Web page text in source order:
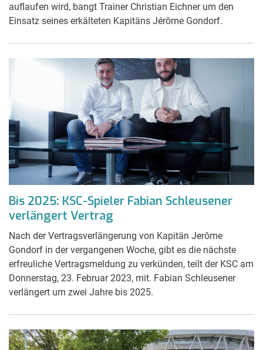
auflaufen wird, bangt Trainer Christian Eichner um den
Einsatz seines erkälteten Kapitäns Jérôme Gondorf.
Bis 2025: KSC-Spieler Fabian Schleusener
verlängert Vertrag
Nach der Vertragsverlängerung von Kapitän Jerôme
Gondorf in der vergangenen Woche, gibt es die nächste
erfreuliche Vertragsmeldung zu verkünden, teilt der KSC am
Donnerstag, 23. Februar 2023, mit. Fabian Schleusener
verlängert um zwei Jahre bis 2025.